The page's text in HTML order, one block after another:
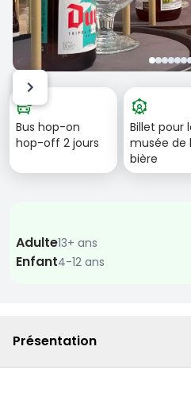
Item
of
9
bus_alert
Bus hop-on
hop-off 2 jours
attractions
Billet pour
musée de
bière
Adulte13+ ans
Enfant4-12 ans
Présentation